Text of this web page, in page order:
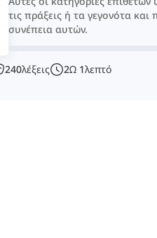
τις πράξεις ή τα γεγονότα
συνέπεια αυτών.
240λέξεις 2Ω 1λεπτό